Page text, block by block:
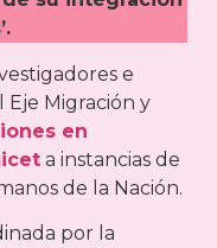
e
Eje Migración y
en
a instancias de
de la Nación.
por la